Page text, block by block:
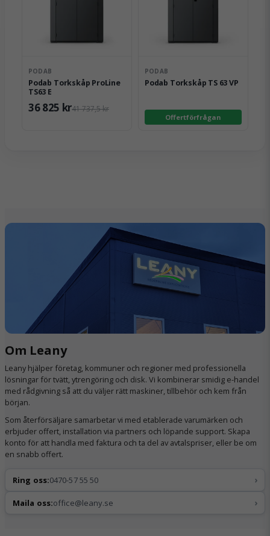
PODAB
Podab Torkskåp ProLine
TS63 E
41 737,5 kr
36 825 kr
PODAB
Podab Torkskåp TS 63 VP
Offertförfrågan
Om Leany
Leany hjälper företag, kommuner och regioner med professionella
lösningar för tvätt, ytrengöring och disk. Vi kombinerar smidig e-handel
med rådgivning så att du väljer rätt maskiner, tillbehör och kem från
början.
Som återförsäljare samarbetar vi med etablerade varumärken och
erbjuder offert, installation via partners och löpande support. Skapa
konto för att handla med faktura och ta del av avtalspriser, eller be om
en snabb offert.
Ring oss:0470-57 55 50 ›
Maila oss:office@leany.se ›